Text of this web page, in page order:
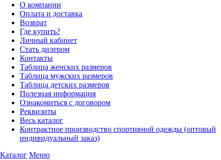
О компании
Оплата и доставка
Возврат
Где купить?
Личный кабинет
Стать дилером
Контакты
Таблица женских размеров
Таблица мужских размеров
Таблица детских размеров
Полезная информация
Ознакомиться с договором
Реквизиты
Весь каталог
Контрактное производство спортивной одежды (оптовый
индивидуальный заказ)
Каталог Меню